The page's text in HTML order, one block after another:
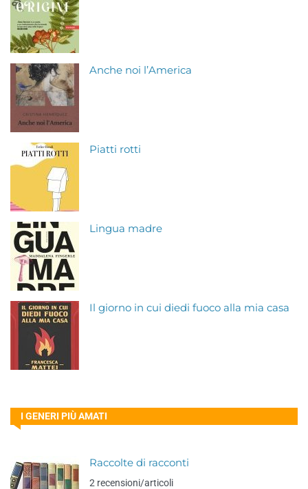
Anche noi l’America
Piatti rotti
Lingua madre
Il giorno in cui diedi fuoco alla mia casa
I GENERI PIÙ AMATI
Raccolte di racconti
2 recensioni/articoli